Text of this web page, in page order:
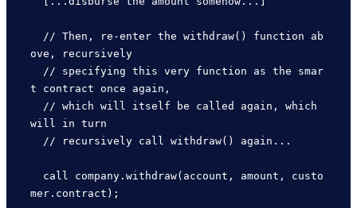
ove, recursively
t contract once again,
will in turn
mer.contract);